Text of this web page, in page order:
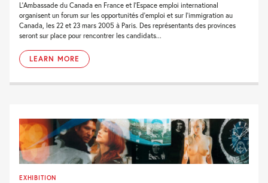
L’Ambassade du Canada en France et l’Espace emploi international
organisent un forum sur les opportunités d’emploi et sur l’immigration au
Canada, les 22 et 23 mars 2005 à Paris. Des représentants des provinces
seront sur place pour rencontrer les candidats...
LEARN MORE
EXHIBITION